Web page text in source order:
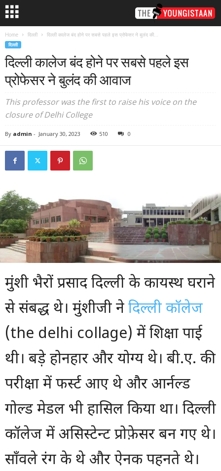
Home दिल्ली दिल्ली कालेज बंद होने पर सबसे पहले इस प्रोफेसर ने बुलंद की...
दिल्ली
दिल्ली कालेज बंद होने पर सबसे पहले इस
प्रोफेसर ने बुलंद की आवाज
This professor was the first to raise his voice on the
closure of Delhi College
By admin - January 30, 2023 510 0
मुंशी भैरों प्रसाद दिल्ली के कायस्थ घराने
से संबद्ध थे। मुंशीजी ने दिल्ली कॉलेज
(the delhi collage) में शिक्षा पाई
थी। बड़े होनहार और योग्य थे। बी.ए. की
परीक्षा में फर्स्ट आए थे और आर्नल्ड
गोल्ड मेडल भी हासिल किया था। दिल्ली
कॉलेज में असिस्टेन्ट प्रोफ़ेसर बन गए थे।
साँवले रंग के थे और ऐनक पहनते थे।